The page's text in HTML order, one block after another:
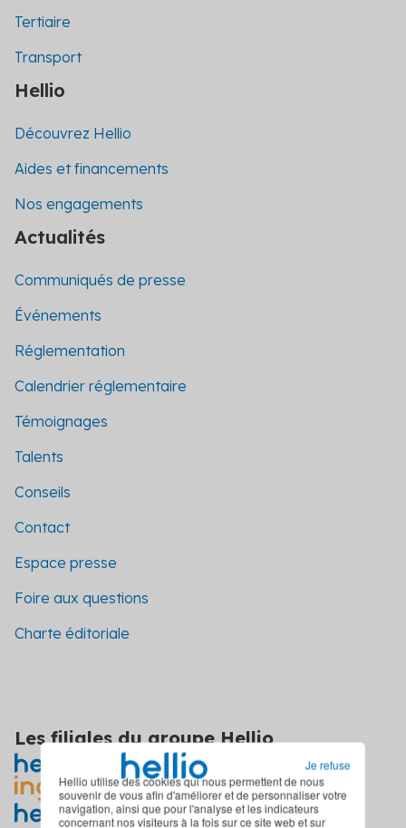
Hellio utilise des cookies qui nous permettent de nous
souvenir de vous afin d'améliorer et de personnaliser votre
navigation, ainsi que pour l'analyse et les indicateurs
concernant nos visiteurs à la fois sur ce site web et sur
Je refuse
Tertiaire
Transport
Hellio
Découvrez Hellio
Aides et financements
Nos engagements
Actualités
Communiqués de presse
Événements
Réglementation
Calendrier réglementaire
Témoignages
Talents
Conseils
Contact
Espace presse
Foire aux questions
Charte éditoriale
Les filiales du groupe Hellio